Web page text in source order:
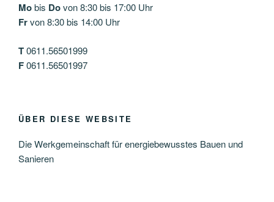
Mobis Dovon 8:30 bis 17:00 Uhr
Frvon 8:30 bis 14:00 Uhr
T0611.56501999
F0611.56501997
ÜBER DIESE WEBSITE
Die Werkgemeinschaft für energiebewusstes Bauen und
Sanieren